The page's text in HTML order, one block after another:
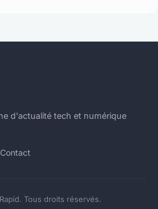
d'actualité tech et numérique
Contact
Tous droits réservés.